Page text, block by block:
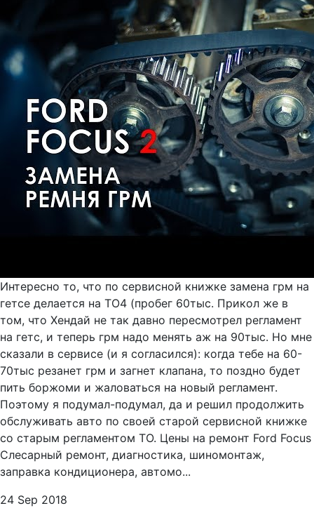
Интересно то, что по сервисной книжке замена грм на
гетсе делается на ТО4 (пробег 60тыс. Прикол же в
том, что Хендай не так давно пересмотрел регламент
на гетс, и теперь грм надо менять аж на 90тыс. Но мне
сказали в сервисе (и я согласился): когда тебе на 60-
70тыс резанет грм и загнет клапана, то поздно будет
пить боржоми и жаловаться на новый регламент.
Поэтому я подумал-подумал, да и решил продолжить
обслуживать авто по своей старой сервисной книжке
со старым регламентом ТО. Цены на ремонт Ford Focus
Слесарный ремонт, диагностика, шиномонтаж,
заправка кондиционера, автомо...
24 Sep 2018